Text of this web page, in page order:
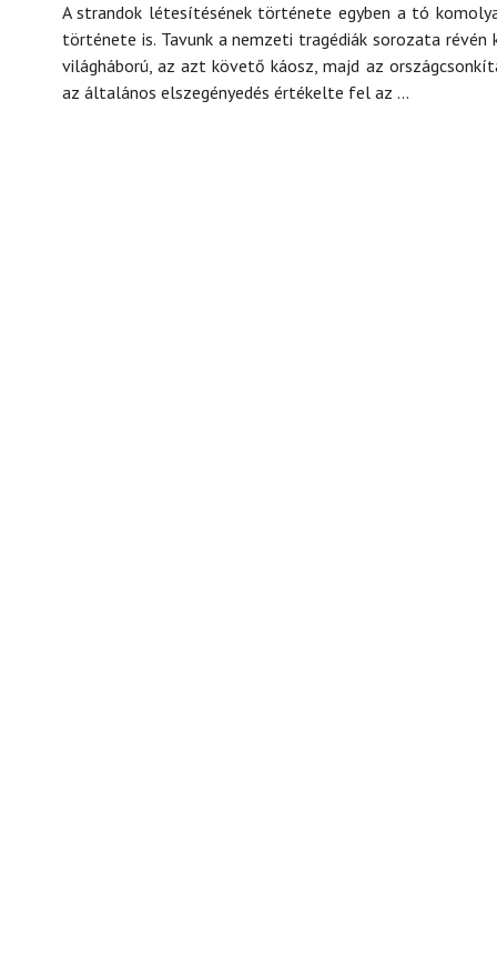
A strandok létesítésének története egyben a tó
története is. Tavunk a nemzeti tragédiák sorozata
világháború, az azt követő káosz, majd az
az általános elszegényedés értékelte fel az ...